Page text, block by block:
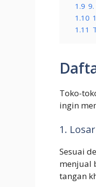
1.9
1.10
1.11
Toko-
ingin
1.
Sesuai
menjual
tangan